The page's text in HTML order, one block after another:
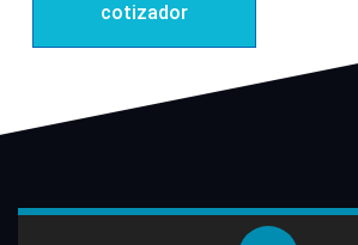
cotizador